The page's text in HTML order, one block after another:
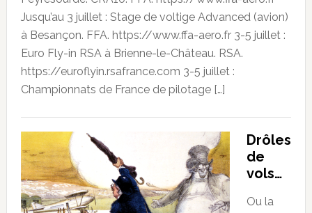
Jusqu’au 3 juillet : Stage de voltige Advanced (avion)
à Besançon. FFA. https://www.ffa-aero.fr 3-5 juillet :
Euro Fly-in RSA à Brienne-le-Château. RSA.
https://euroflyin.rsafrance.com 3-5 juillet :
Championnats de France de pilotage […]
Drôles
de
vols…
Ou la